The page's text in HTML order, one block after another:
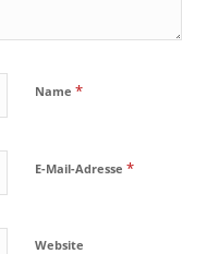
Name *
E-Mail-Adresse *
Website